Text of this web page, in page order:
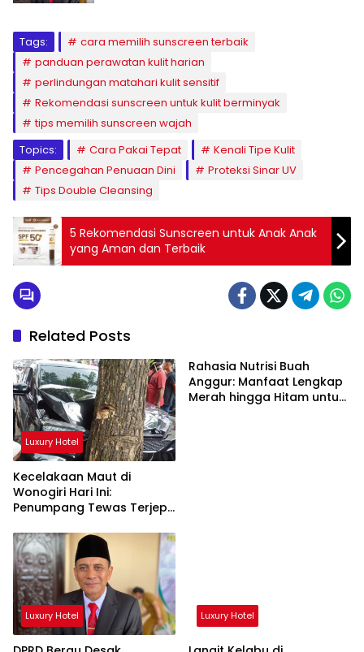
Tags:
cara memilih sunscreen terbaik
panduan perawatan kulit harian
perlindungan matahari kulit sensitif
Rekomendasi sunscreen untuk kulit berminyak
tips memilih sunscreen wajah
Topics:
Cara Pakai Tepat
Kenali Tipe Kulit
Pencegahan Penuaan Dini
Proteksi Sinar UV
Tips Double Cleansing
5 Rekomendasi Sunscreen untuk Anak Anak
yang Aman dan Terbaik
Related Posts
Luxury Hotel
Kecelakaan Maut di
Wonogiri Hari Ini:
Penumpang Tewas Terjepit
Rahasia Nutrisi Buah
Anggur: Manfaat Lengkap
Merah hingga Hitam untuk
Luxury Hotel Luxury Hotel